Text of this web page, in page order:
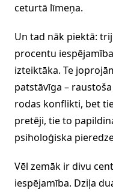
ceturtā līmeņa.
Un tad nāk piektā:
procentu
izteiktāka. Te
patstāvīga –
rodas konflikti, bet
pretēji, tie to
psiholoģiska
Vēl zemāk ir divu
iespējamība. Dziļa